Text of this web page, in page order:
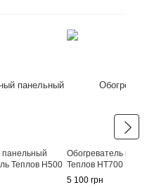
Теплов Н500
Обогреватель
Теплов НТ700
5 100 грн